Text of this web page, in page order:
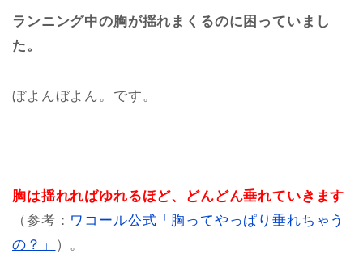
ランニング中の胸が揺れまくるのに困っていまし
た。
ぼよんぼよん。です。
胸は揺れればゆれるほど、どんどん垂れていきます
（参考： ワコール公式「胸ってやっぱり垂れちゃう
の？」
）。